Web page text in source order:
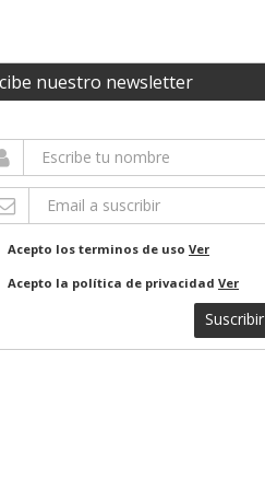
nuestro newsletter
Acepto los terminos de uso Ver
Acepto la política de privacidad Ver
Suscribir